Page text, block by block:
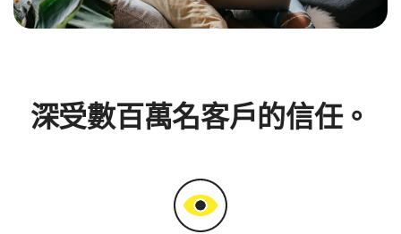
深受數百萬名客戶的信任。